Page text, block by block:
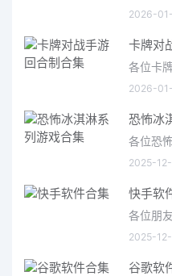
2026-
卡牌对
各位卡
2026-
恐怖冰
各位恐
2025-
快手软
各位朋
2025-
谷歌软